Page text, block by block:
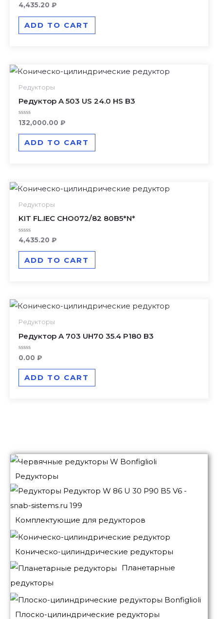
Редукторы
Комплектующие для редукторов
Коническо-цилиндрические редукторы
Планетарные
редукторы
Плоско-цилиндрические редукторы
Rated
out
4,435.20 ₽
ADD TO CART
Редукторы
Редуктор A 503 US 24.0 HS B3
Rated
0
out
132,000.00 ₽
ADD TO CART
Редукторы
KIT FL.IEC CHO072/82 80B5*N*
Rated
out
4,435.20 ₽
ADD TO CART
Редукторы
Редуктор A 703 UH70 35.4 P180 B3
Rated
0
out
0.00 ₽
ADD TO CART